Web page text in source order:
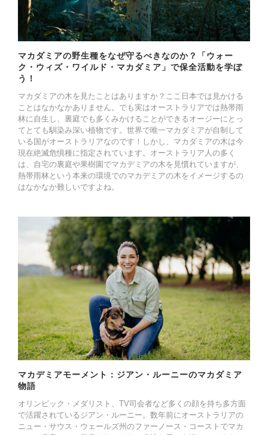
マカダミアの野生種をなぜ守るべきなのか？「ウォー
ク・ウィズ・ワイルド・マカダミア」で保全活動を学ぼ
う！
マカダミアの木を見たことはありますか？ここ日本では見かける
ことはなかなかありません。でも実はオーストラリアでは熱帯雨
林に自生し、裏庭でも多くみかけることができるオージーにとっ
てとても馴染み深い植物です。世界で唯一マカダミアが自制して
いる国がオーストラリアなのです！しかし、マカダミアの木は今
現在絶滅危惧種に指定されています。オーストラリア人の多く
は、自宅の裏庭や果樹園でマカデミアの木を見慣れていますが、
熱帯雨林という本来の環境でのマカデミアの木をイメージするの
はなかなか難しいですよね。
マカデミアモーメント：ジアン・ルーニーのマカダミア
物語
オリンピック・メダリスト、TV司会者など多くの顔を持ち多方面
で活躍されているジアン・ルーニー。数年前にオーストラリアの
ニュー・サウス・ウェールズ州のファーノース・コーストでマカ